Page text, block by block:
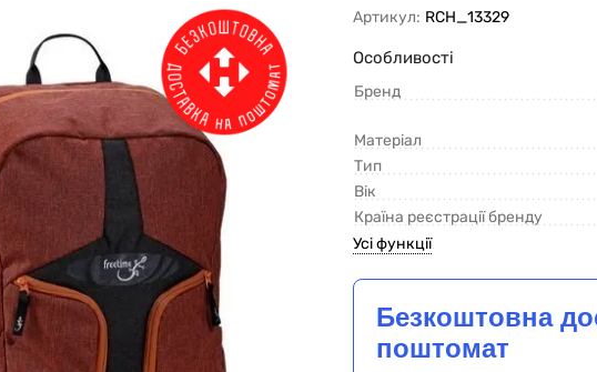
Артикул: RCH_13329
Особливості
Бренд
Матеріал
Тип
Вік
Країна реєстрації бренду
Усі функції
Безкоштовна
поштомат